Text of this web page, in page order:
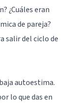
¿Cuáles eran
de pareja?
salir del ciclo de
autoestima.
lo que das en